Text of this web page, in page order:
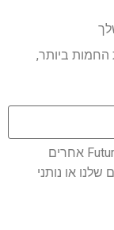
החמות ביותר,
או נותני